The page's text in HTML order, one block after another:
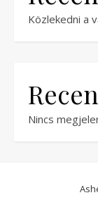
Közlekedni a
Nincs